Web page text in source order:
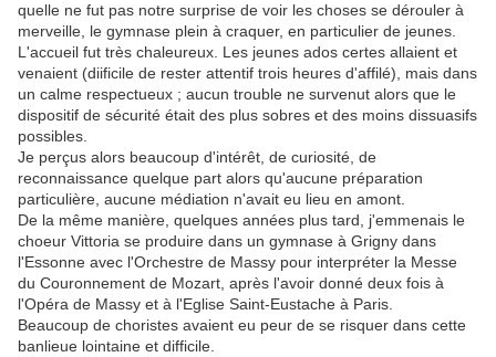
quelle ne fut pas notre surprise de voir les choses se dérouler à
merveille, le gymnase plein à craquer, en particulier de jeunes.
L'accueil fut très chaleureux. Les jeunes ados certes allaient et
venaient (diificile de rester attentif trois heures d'affilé), mais dans
un calme respectueux ; aucun trouble ne survenut alors que le
dispositif de sécurité était des plus sobres et des moins dissuasifs
possibles.
Je perçus alors beaucoup d'intérêt, de curiosité, de
reconnaissance quelque part alors qu'aucune préparation
particulière, aucune médiation n'avait eu lieu en amont.
De la même manière, quelques années plus tard, j'emmenais le
choeur Vittoria se produire dans un gymnase à Grigny dans
l'Essonne avec l'Orchestre de Massy pour interpréter la Messe
du Couronnement de Mozart, après l'avoir donné deux fois à
l'Opéra de Massy et à l'Eglise Saint-Eustache à Paris.
Beaucoup de choristes avaient eu peur de se risquer dans cette
banlieue lointaine et difficile.